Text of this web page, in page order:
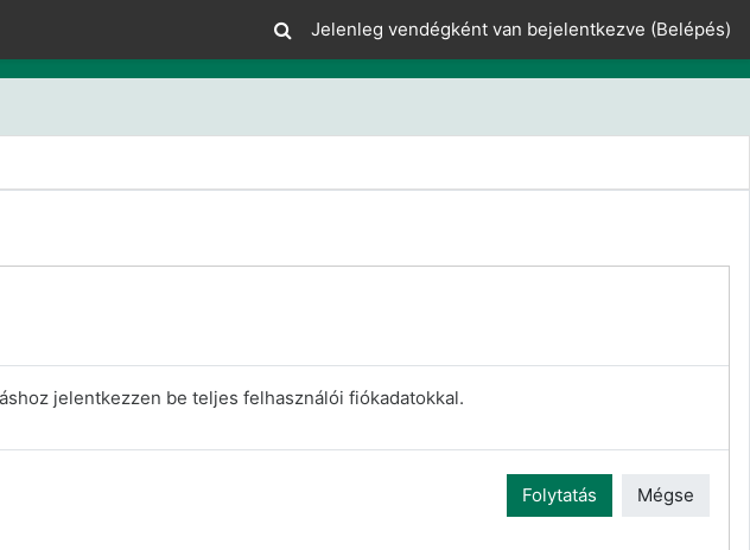
Jelenleg vendégként van bejelentkezve (Belépés)
jelentkezzen be teljes felhasználói fiókadatokkal.
Folytatás Mégse